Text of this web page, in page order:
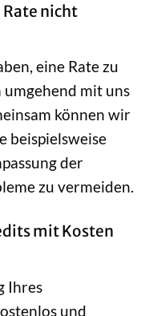
Rate nicht
eine Rate zu
umgehend mit uns
können wir
beispielsweise
der
zu vermeiden.
mit Kosten
Ihres
und